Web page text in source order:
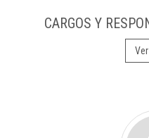
CARGOS Y